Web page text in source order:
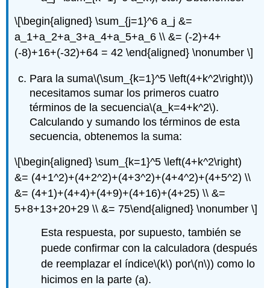
\[\begin{aligned} \sum_{j=1}^6 a_j &=
a_1+a_2+a_3+a_4+a_5+a_6 \\ &= (-2)+4+
(-8)+16+(-32)+64 = 42 \end{aligned} \nonumber \]
Para la suma\(\sum_{k=1}^5 \left(4+k^2\right)\)
necesitamos sumar los primeros cuatro
términos de la secuencia\(a_k=4+k^2\).
Calculando y sumando los términos de esta
secuencia, obtenemos la suma:
\[\begin{aligned} \sum_{k=1}^5 \left(4+k^2\right)
&= (4+1^2)+(4+2^2)+(4+3^2)+(4+4^2)+(4+5^2) \\
&= (4+1)+(4+4)+(4+9)+(4+16)+(4+25) \\ &=
5+8+13+20+29 \\ &= 75\end{aligned} \nonumber \]
Esta respuesta, por supuesto, también se
puede confirmar con la calculadora (después
de reemplazar el índice\(k\) por\(n\)) como lo
hicimos en la parte (a).